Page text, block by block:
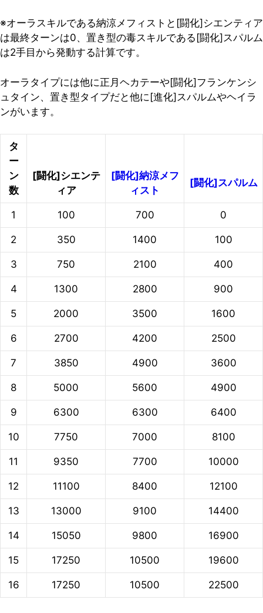
※オーラスキルである納涼メフィストと[闘化]シエンティア
は最終ターンは0、置き型の毒スキルである[闘化]スパルム
は2手目から発動する計算です。
オーラタイプには他に正月ヘカテーや[闘化]フランケンシ
ュタイン、置き型タイプだと他に[進化]スパルムやヘイラ
ンがいます。
タ
ー
ン
数
[闘化]シエンテ
ィア
[闘化]納涼メフ
ィスト
[闘化]スパルム
1 100 700 0
2 350 1400 100
3 750 2100 400
4 1300 2800 900
5 2000 3500 1600
6 2700 4200 2500
7 3850 4900 3600
8 5000 5600 4900
9 6300 6300 6400
10 7750 7000 8100
11 9350 7700 10000
12 11100 8400 12100
13 13000 9100 14400
14 15050 9800 16900
15 17250 10500 19600
16 17250 10500 22500